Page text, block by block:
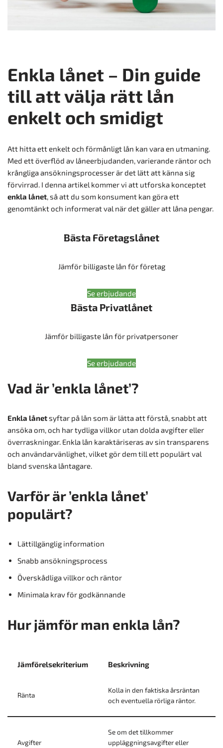
Enkla lånet – Din guide
till att välja rätt lån
enkelt och smidigt
Att hitta ett enkelt och förmånligt lån kan vara en utmaning.
Med ett överflöd av låneerbjudanden, varierande räntor och
krångliga ansökningsprocesser är det lätt att känna sig
förvirrad. I denna artikel kommer vi att utforska konceptet
enkla lånet, så att du som konsument kan göra ett
genomtänkt och informerat val när det gäller att låna pengar.
Bästa Företagslånet
Jämför billigaste lån för företag
Se erbjudande
Bästa Privatlånet
Jämför billigaste lån för privatpersoner
Se erbjudande
Vad är ’enkla lånet’?
Enkla lånetsyftar på lån som är lätta att förstå, snabbt att
ansöka om, och har tydliga villkor utan dolda avgifter eller
överraskningar. Enkla lån karaktäriseras av sin transparens
och användarvänlighet, vilket gör dem till ett populärt val
bland svenska låntagare.
Varför är ’enkla lånet’
populärt?
Lättillgänglig information
Snabb ansökningsprocess
Överskådliga villkor och räntor
Minimala krav för godkännande
Hur jämför man enkla lån?
Jämförelsekriterium Beskrivning
Ränta
Kolla in den faktiska årsräntan
och eventuella rörliga räntor.
Avgifter
Se om det tillkommer
uppläggningsavgifter eller